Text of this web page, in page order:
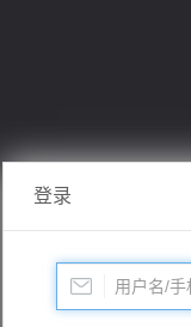
登录